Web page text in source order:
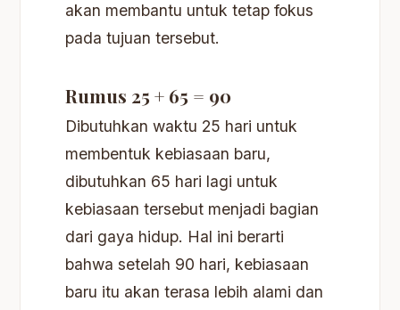
akan membantu untuk tetap fokus
pada tujuan tersebut.
Rumus 25 + 65 = 90
Dibutuhkan waktu 25 hari untuk
membentuk kebiasaan baru,
dibutuhkan 65 hari lagi untuk
kebiasaan tersebut menjadi bagian
dari gaya hidup. Hal ini berarti
bahwa setelah 90 hari, kebiasaan
baru itu akan terasa lebih alami dan